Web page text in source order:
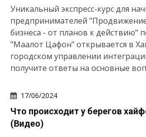
Уникальный экспресс-курс для
предпринимателей
бизнеса - от планов к действию"
"Маалот Цафон" открывается в
городском управлении
получите ответы на основные
17/06/2024
Что происходит у берегов
(Видео)